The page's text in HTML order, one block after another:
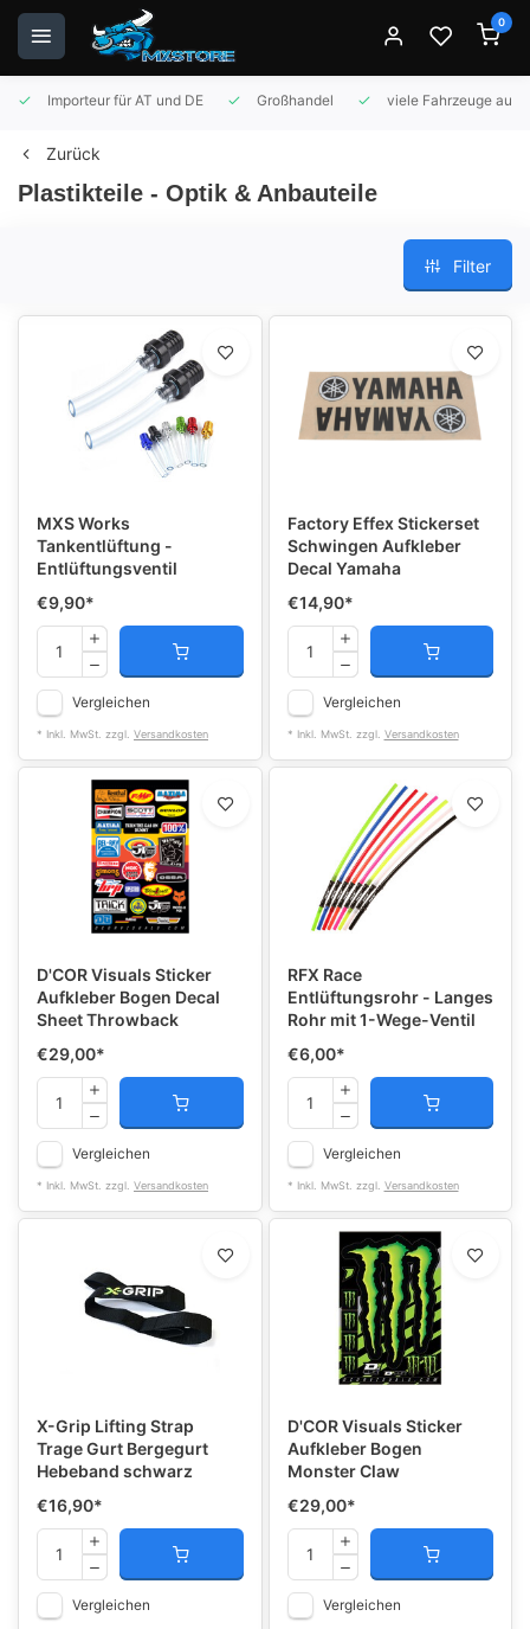
0
Importeur für AT und DE Großhandel viele Fahrzeuge auf
Zurück
Plastikteile - Optik & Anbauteile
Filter
MXS Works
Tankentlüftung -
Entlüftungsventil
€9,90*
Vergleichen
* Inkl. MwSt. zzgl. Versandkosten
Factory Effex Stickerset
Schwingen Aufkleber
Decal Yamaha
€14,90*
Vergleichen
* Inkl. MwSt. zzgl. Versandkosten
D'COR Visuals Sticker
Aufkleber Bogen Decal
Sheet Throwback
€29,00*
Vergleichen
* Inkl. MwSt. zzgl. Versandkosten
RFX Race
Entlüftungsrohr - Langes
Rohr mit 1-Wege-Ventil
€6,00*
Vergleichen
* Inkl. MwSt. zzgl. Versandkosten
X-Grip Lifting Strap
Trage Gurt Bergegurt
Hebeband schwarz
€16,90*
Vergleichen
D'COR Visuals Sticker
Aufkleber Bogen
Monster Claw
€29,00*
Vergleichen